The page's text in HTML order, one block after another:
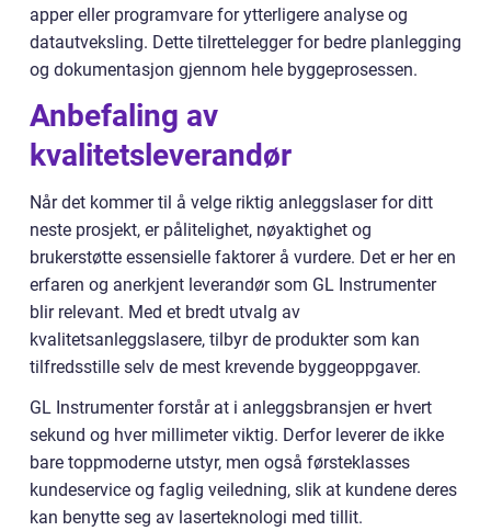
apper eller programvare for ytterligere analyse og
datautveksling. Dette tilrettelegger for bedre planlegging
og dokumentasjon gjennom hele byggeprosessen.
Anbefaling av
kvalitetsleverandør
Når det kommer til å velge riktig anleggslaser for ditt
neste prosjekt, er pålitelighet, nøyaktighet og
brukerstøtte essensielle faktorer å vurdere. Det er her en
erfaren og anerkjent leverandør som GL Instrumenter
blir relevant. Med et bredt utvalg av
kvalitetsanleggslasere, tilbyr de produkter som kan
tilfredsstille selv de mest krevende byggeoppgaver.
GL Instrumenter forstår at i anleggsbransjen er hvert
sekund og hver millimeter viktig. Derfor leverer de ikke
bare toppmoderne utstyr, men også førsteklasses
kundeservice og faglig veiledning, slik at kundene deres
kan benytte seg av laserteknologi med tillit.